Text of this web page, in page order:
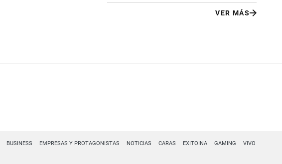
VER MÁS
BUSINESS EMPRESAS Y PROTAGONISTAS NOTICIAS CARAS EXITOINA GAMING VIVO